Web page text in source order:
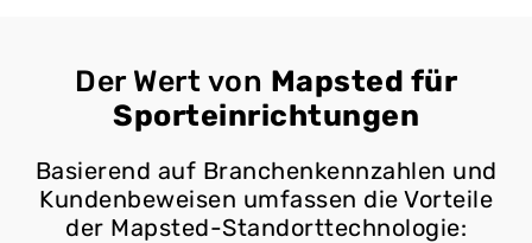
Der Wert von Mapsted für
Sporteinrichtungen
Basierend auf Branchenkennzahlen und
Kundenbeweisen umfassen die Vorteile
der Mapsted-Standorttechnologie: